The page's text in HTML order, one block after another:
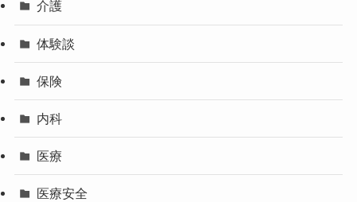
介護
体験談
保険
内科
医療
医療安全